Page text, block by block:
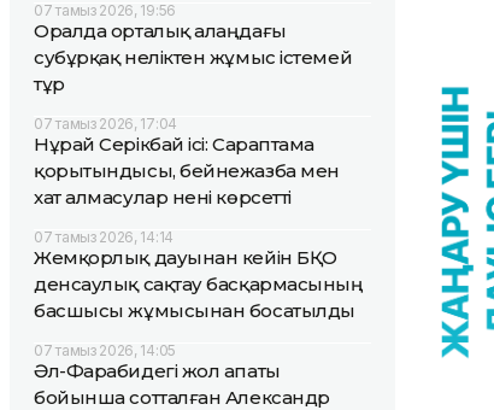
07 тамыз 2026, 19:56
Оралда орталық алаңдағы
субұрқақ неліктен жұмыс істемей
тұр
07 тамыз 2026, 17:04
Нұрай Серікбай ісі: Сараптама
қорытындысы, бейнежазба мен
хат алмасулар нені көрсетті
07 тамыз 2026, 14:14
Жемқорлық дауынан кейін БҚО
денсаулық сақтау басқармасының
басшысы жұмысынан босатылды
07 тамыз 2026, 14:05
Әл-Фарабидегі жол апаты
бойынша сотталған Александр